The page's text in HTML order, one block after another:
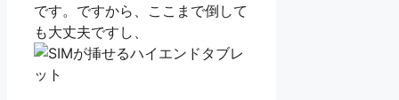
です。ですから、ここまで倒して
も大丈夫ですし、